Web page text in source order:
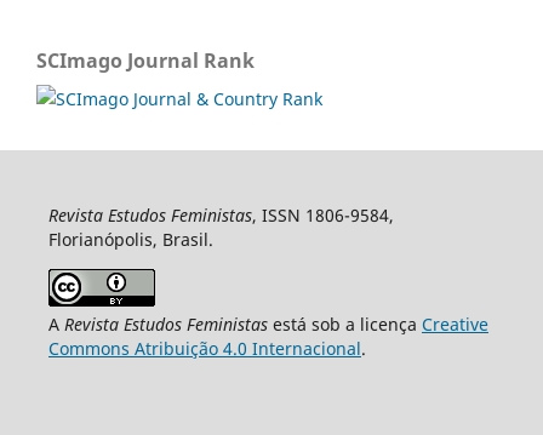
SCImago Journal Rank
Revista Estudos Feministas, ISSN 1806-9584,
Florianópolis, Brasil.
A Revista Estudos Feministasestá sob a licença Creative
Commons Atribuição 4.0 Internacional.